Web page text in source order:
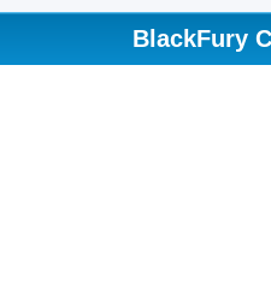
BlackFury